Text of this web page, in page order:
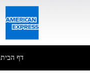
דף הבית